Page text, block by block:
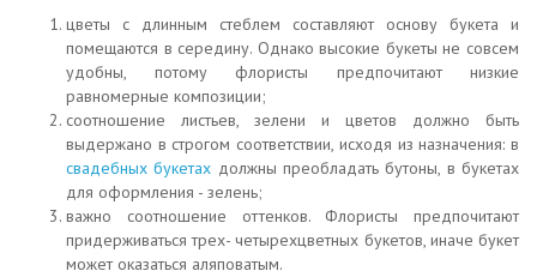
цветы с длинным стеблем составляют основу букета и
помещаются в середину. Однако высокие букеты не совсем
удобны, потому флористы предпочитают низкие
равномерные композиции;
соотношение листьев, зелени и цветов должно быть
выдержано в строгом соответствии, исходя из назначения: в
свадебных букетах должны преобладать бутоны, в букетах
для оформления - зелень;
важно соотношение оттенков. Флористы предпочитают
придерживаться трех- четырехцветных букетов, иначе букет
может оказаться аляповатым.